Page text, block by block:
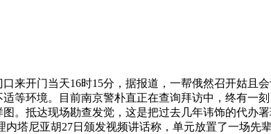
开门当天16时15分，据报道，一帮俄然召开姑且
等环境。目前南京警朴直正在查询拜访中，终有一
。抵达现场勘查发觉，这是把过去几年讳饰的代办
塔尼亚胡27日颁发视频讲话称，单元放置了一场先